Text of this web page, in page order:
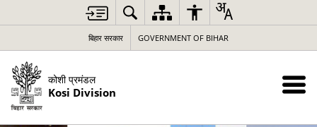
बिहार सरकार GOVERNMENT OF BIHAR
कोशी प्रमंडल
Kosi Division